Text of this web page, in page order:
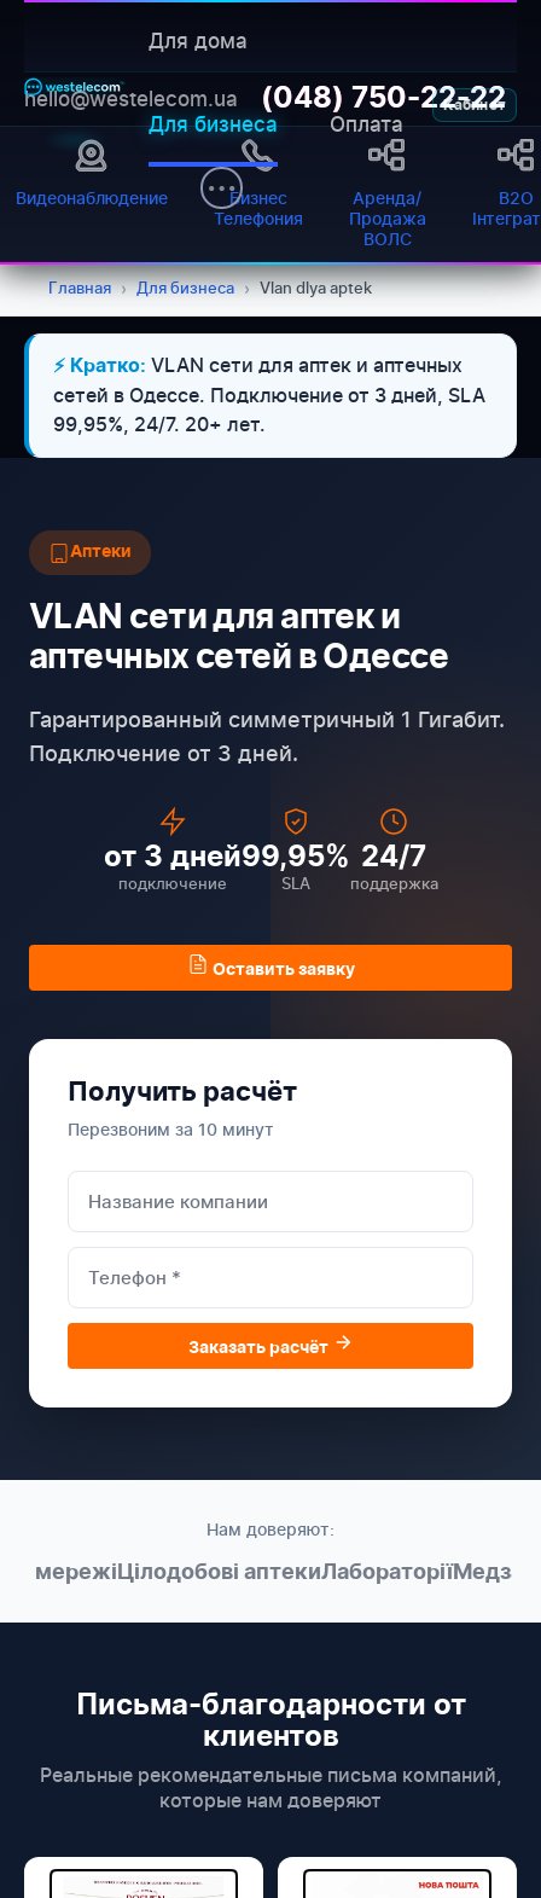
Для дома
Для бизнеса Оплата
Кабинет
hello@westelecom.ua (048) 750-22-22
Видеонаблюдение
Бизнес
Телефония
Аренда/
Продажа
ВОЛС
B2O
Главная › Для бизнеса › Vlan dlya aptek
⚡ Кратко: VLAN сети для аптек и аптечных
сетей в Одессе. Подключение от 3 дней, SLA
99,95%, 24/7. 20+ лет.
Аптеки
VLAN сети для аптек и
аптечных сетей в Одессе
Гарантированный симметричный 1 Гигабит.
Подключение от 3 дней.
от 3 дней
подключение
99,95%
SLA
24/7
поддержка
Оставить заявку
Получить расчёт
Перезвоним за 10 минут
Заказать расчёт
Нам доверяют:
мережіЦілодобові аптекиЛабораторії
Письма-благодарности от
клиентов
Реальные рекомендательные письма компаний,
которые нам доверяют